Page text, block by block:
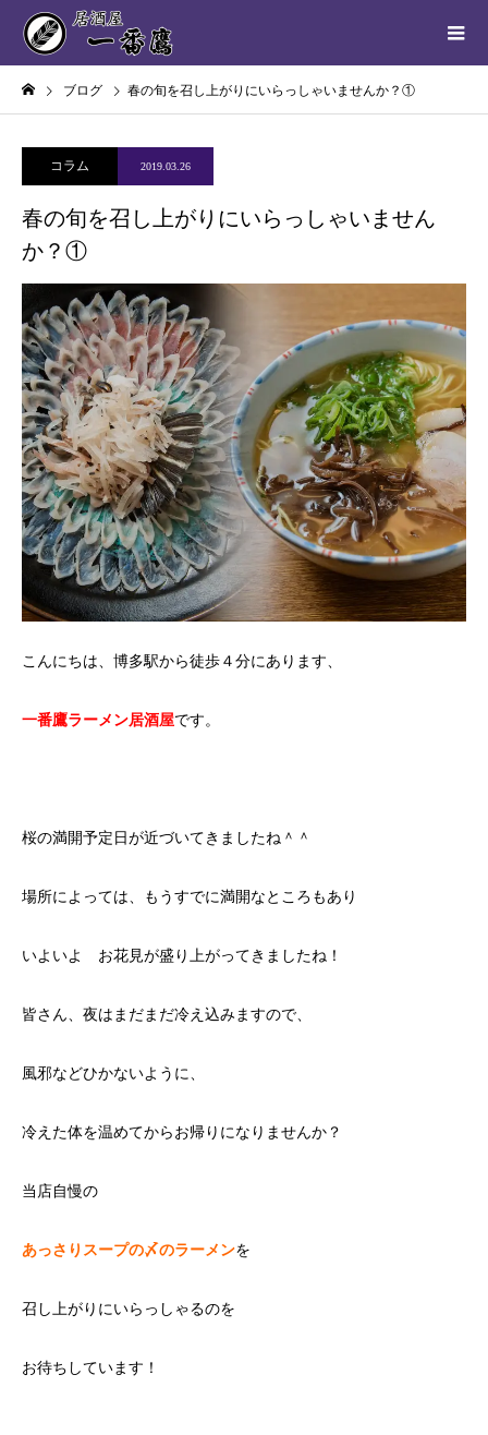
ブログ 春の旬を召し上がりにいらっしゃいませんか？①
コラム 2019.03.26
春の旬を召し上がりにいらっしゃいません
か？①
こんにちは、博多駅から徒歩４分にあります、
一番鷹ラーメン居酒屋です。
桜の満開予定日が近づいてきましたね＾＾
場所によっては、もうすでに満開なところもあり
いよいよ お花見が盛り上がってきましたね！
皆さん、夜はまだまだ冷え込みますので、
風邪などひかないように、
冷えた体を温めてからお帰りになりませんか？
当店自慢の
あっさりスープの〆のラーメンを
召し上がりにいらっしゃるのを
お待ちしています！